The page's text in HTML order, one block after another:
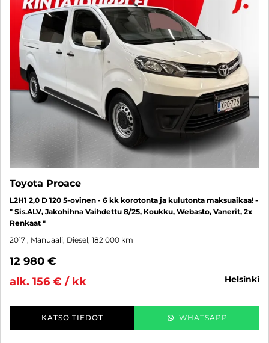
Toyota Proace
L2H1 2,0 D 120 5-ovinen - 6 kk korotonta ja kulutonta maksuaikaa! -
" Sis.ALV, Jakohihna Vaihdettu 8/25, Koukku, Webasto, Vanerit, 2x
Renkaat "
2017 , Manuaali, Diesel, 182 000 km
12 980 €
alk. 156 € / kk
helsinki
KATSO TIEDOT WHATSAPP